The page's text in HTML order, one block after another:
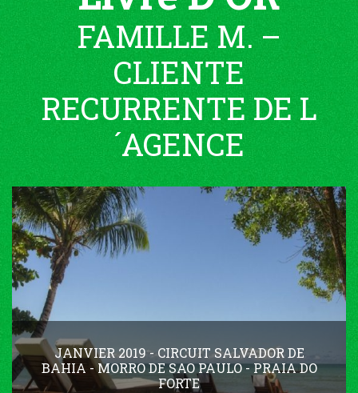
FAMILLE M. –
CLIENTE
RECURRENTE DE L
´AGENCE
JANVIER 2019 - CIRCUIT SALVADOR DE
BAHIA - MORRO DE SAO PAULO - PRAIA DO
FORTE